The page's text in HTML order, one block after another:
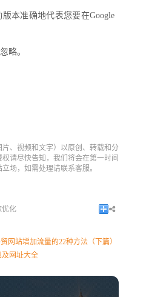
本准确地代表您要在Google
略。
、视频和文字）以原创、转载和分
请尽快告知，我们将会在第一时间
场，如需处理请联系客服。
优化
网站增加流量的22种方法（下篇）
及网址大全